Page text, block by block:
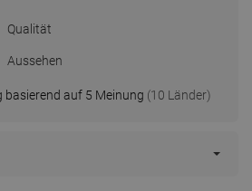
basierend auf 5 Meinung (10 Länder)
Qualität
Aussehen